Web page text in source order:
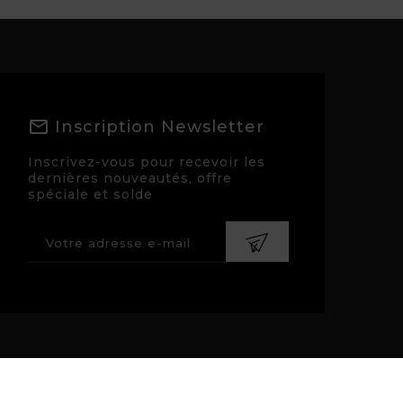
Inscription Newsletter
Inscrivez-vous pour recevoir les
dernières nouveautés, offre
spéciale et solde